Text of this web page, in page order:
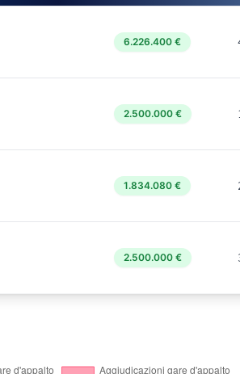
6.226.400 €
2.500.000 €
1.834.080 €
2.500.000 €